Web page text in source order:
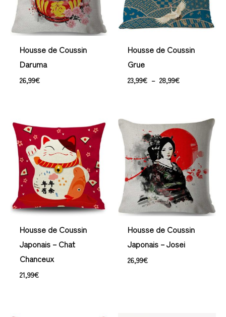
Housse de Coussin
Daruma
26,99€
Housse de Coussin
Grue
23,99€ – 28,99€
Housse de Coussin
Japonais – Chat
Chanceux
21,99€
Housse de Coussin
Japonais – Josei
26,99€